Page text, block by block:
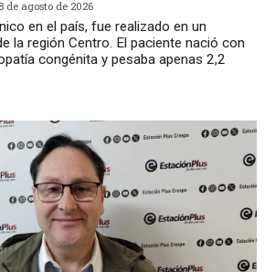
de agosto de 2026
en el país, fue realizado en un
la región Centro. El paciente nació con
congénita y pesaba apenas 2,2